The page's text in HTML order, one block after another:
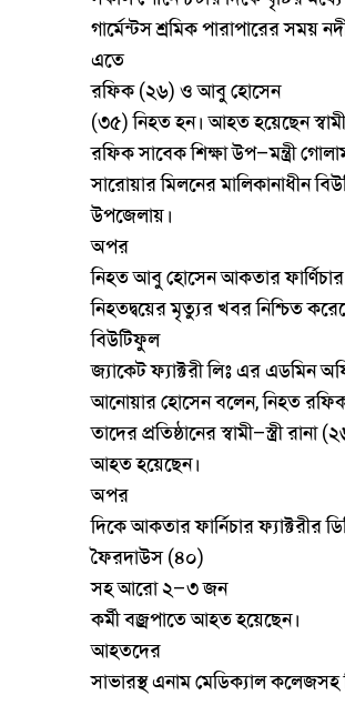
গার্মেন্টসশ্রমিকপারাপারেরসময়
এতে
রফিক(২৬) ও আবুহোসেন
(৩৫)নিহতহন। আহতহয়েছেনস্বামী
রফিকসাবেকশিক্ষাউপ–মন্ত্রী
সারোয়ারমিলনেরমালিকানাধীন
উপজেলায়।
অপর
নিহতআবুহোসেনআকতারফার্ণিচার
নিহতদ্বয়েরমৃত্যুরখবরনিশ্চিত
বিউটিফুল
জ্যাকেটফ্যাক্টরীলিঃএরএডমিন
আনোয়ারহোসেনবলেন,নিহত
তাদেরপ্রতিষ্ঠানেরস্বামী–স্ত্রীরানা(
আহতহয়েছেন।
অপর
দিকেআকতারফার্নিচারফ্যাক্টরীর
ফৈরদাউস(৪০)
সহআরো২–৩জন
কর্মীবজ্রপাতেআহতহয়েছেন।
আহতদের
সাভারস্থএনামমেডিক্যালকলেজসহ